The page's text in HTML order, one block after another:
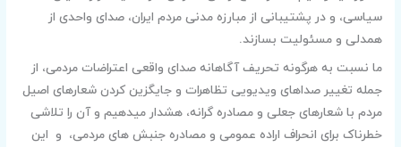
سیاسی، و در پشتیبانی از مبارزه مدنی مردم ایران، صدای واحدی از
همدلی و مسئولیت بسازند.
ما نسبت به هرگونه تحریف آگاهانه صدای واقعی اعتراضات مردمی، از
جمله تغییر صداهای ویدیویی تظاهرات و جایگزین ‌کردن شعارهای اصیل
مردم با شعارهای جعلی و مصادره‌ گرانه، هشدار میدهیم و آن را تلاشی
خطرناک برای انحراف اراده عمومی و مصادره جنبش‌ های مردمی، و این